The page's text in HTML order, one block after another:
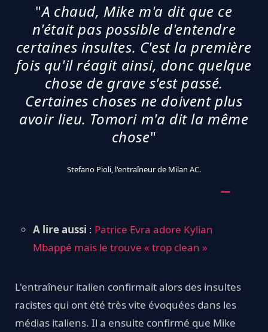
"A chaud, Mike m'a dit que ce
n'était pas possible d'entendre
certaines insultes. C'est la première
fois qu'il réagit ainsi, donc quelque
chose de grave s'est passé.
Certaines choses ne doivent plus
avoir lieu. Tomori m'a dit la même
chose"
Stefano Pioli, l'entraîneur de Milan AC.
A lire aussi : Patrice Evra adore Kylian
Mbappé mais le trouve « trop clean »
L'entraîneur italien confirmait alors des insultes
racistes qui ont été très vite évoquées dans les
médias italiens. Il a ensuite confirmé que Mike